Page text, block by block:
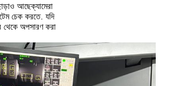
আছেক্যামেরা
চেক করতে. যদি
থেকে অপসারণ করা